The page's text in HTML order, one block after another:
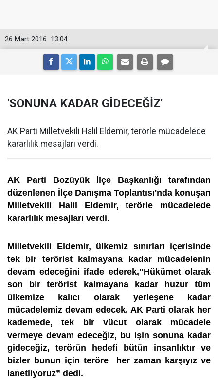
13:04
26 Mart 2016
'SONUNA KADAR GİDECEĞİZ'
AK Parti Milletvekili Halil Eldemir, terörle mücadelede
kararlılık mesajları verdi.
AK Parti Bozüyük İlçe Başkanlığı tarafından
düzenlenen İlçe Danışma Toplantısı'nda konuşan
Milletvekili Halil Eldemir, terörle mücadelede
kararlılık mesajları verdi.
Milletvekili Eldemir, ülkemiz sınırları içerisinde
tek bir terörist kalmayana kadar mücadelenin
devam edeceğini ifade ederek,"Hükümet olarak
son bir terörist kalmayana kadar huzur tüm
ülkemize kalıcı olarak yerleşene kadar
mücadelemiz devam edecek, AK Parti olarak her
kademede, tek bir vücut olarak mücadele
vermeye devam edeceğiz, bu işin sonuna kadar
gideceğiz, terörün hedefi bütün insanlıktır ve
bizler bunun için teröre her zaman karşıyız ve
lanetliyoruz” dedi.